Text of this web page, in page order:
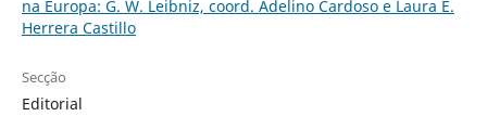
na Europa: G. W. Leibniz, coord. Adelino Cardoso e Laura E.
Herrera Castillo
Secção
Editorial